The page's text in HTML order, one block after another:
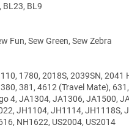
BL23, BL9
Fun, Sew Green, Sew Zebra
1780, 2018S, 2039SN,
381, 4612 (Travel Mate),
4, JA1304, JA1306, JA1500,
JH1104, JH1114, JH1118S,
NH1622, US2004, US2014